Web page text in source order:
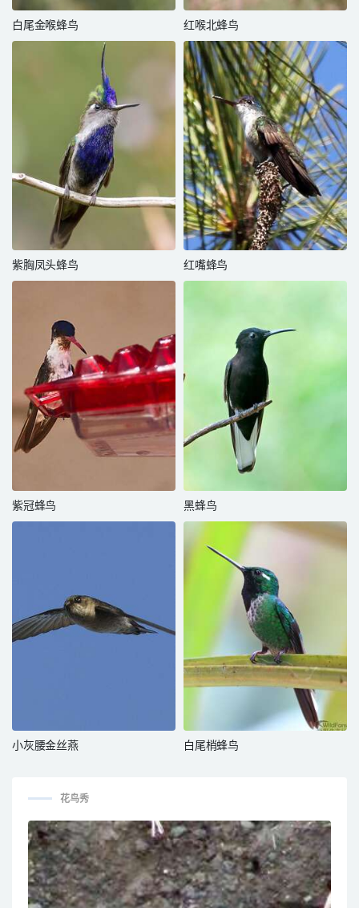
白尾金喉蜂鸟 红喉北蜂鸟
紫胸凤头蜂鸟 红嘴蜂鸟
紫冠蜂鸟 黑蜂鸟
小灰腰金丝燕 白尾梢蜂鸟
花鸟秀